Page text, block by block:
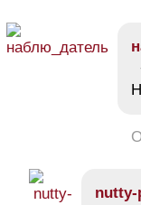
nutty-